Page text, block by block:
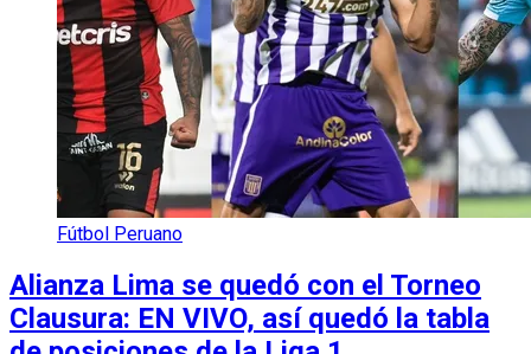
Fútbol Peruano
Alianza Lima se quedó con el Torneo
Clausura: EN VIVO, así quedó la tabla